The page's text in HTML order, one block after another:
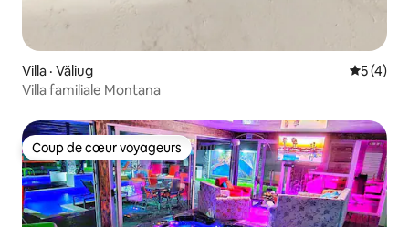
Villa · Văliug Note
5 (4)
Villa familiale Montana
Coup de cœur voyageurs
Coup de cœur voyageurs